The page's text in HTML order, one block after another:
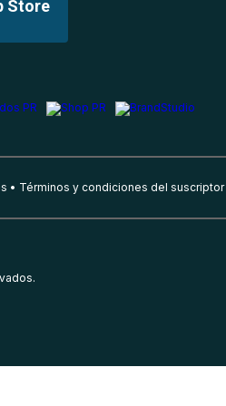
Store
Términos y condiciones del suscriptor